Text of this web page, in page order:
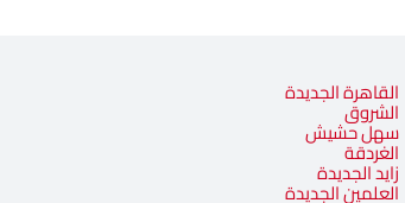
القاهرة الجديدة
الشروق
سهل حشيش
الغردقة
زايد الجديدة
العلمين الجديدة